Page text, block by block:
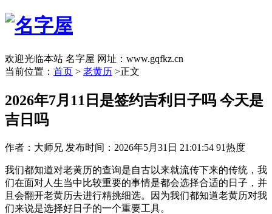
欢迎光临本站 名字屋 网址：www.gqfkz.cn
当前位置： 首页 > 老黄历 >正文
2026年7月11日是签约吉利日子吗 今天是
吉日吗
作者：大师兄 发布时间：2026年5月31日 21:01:54 91热度
我们都知道对老黄历的查询是自古以来就流传下来的传统，我
们在面对人生当中比较重要的事情是都会选择合适的日子，并
且会翻开老黄历去进行精挑细选。因为我们都知道老黄历对我
们来说是选择好日子的一个重要工具。